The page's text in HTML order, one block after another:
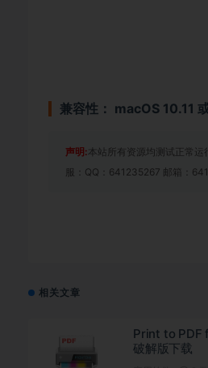
兼容性： macOS 10.11
声明:本站所有资源均测试正常
服：QQ：641235267 邮箱：
相关文章
Print to PDF
破解版下载